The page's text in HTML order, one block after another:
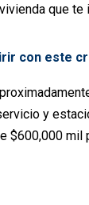
que te
con este
y
$600,000 mil